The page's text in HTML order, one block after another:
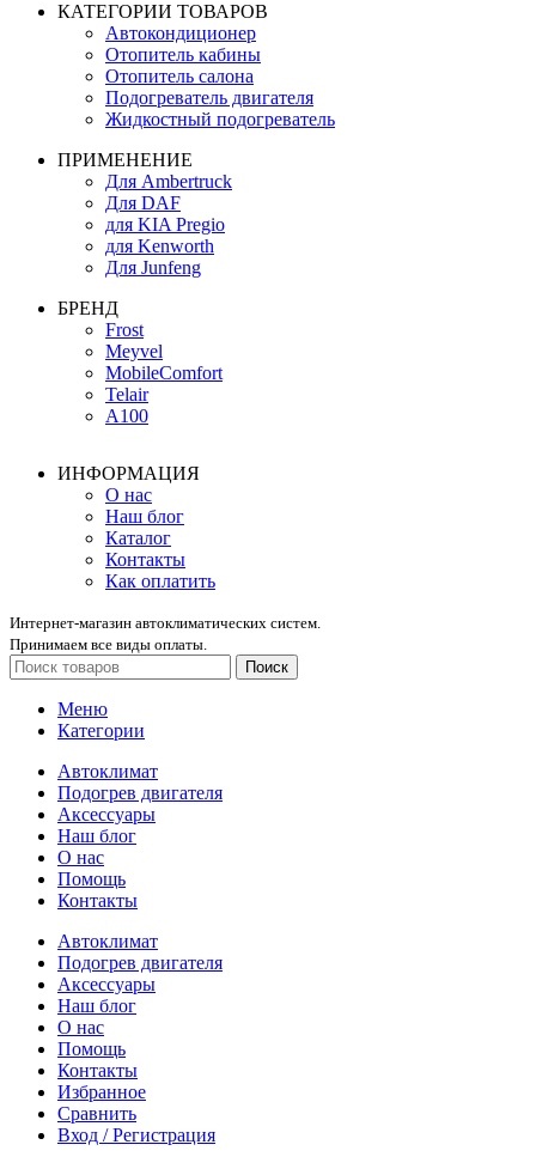
КАТЕГОРИИ ТОВАРОВ
Автокондиционер
Отопитель кабины
Отопитель салона
Подогреватель двигателя
Жидкостный подогреватель
ПРИМЕНЕНИЕ
Для Ambertruck
Для DAF
для KIA Pregio
для Kenworth
Для Junfeng
БРЕНД
Frost
Meyvel
MobileComfort
Telair
А100
ИНФОРМАЦИЯ
О нас
Наш блог
Каталог
Контакты
Как оплатить
Интернет-магазин автоклиматических систем.
Принимаем все виды оплаты.
Поиск
Меню
Категории
Автоклимат
Подогрев двигателя
Аксессуары
Наш блог
О нас
Помощь
Контакты
Автоклимат
Подогрев двигателя
Аксессуары
Наш блог
О нас
Помощь
Контакты
Избранное
Сравнить
Вход / Регистрация